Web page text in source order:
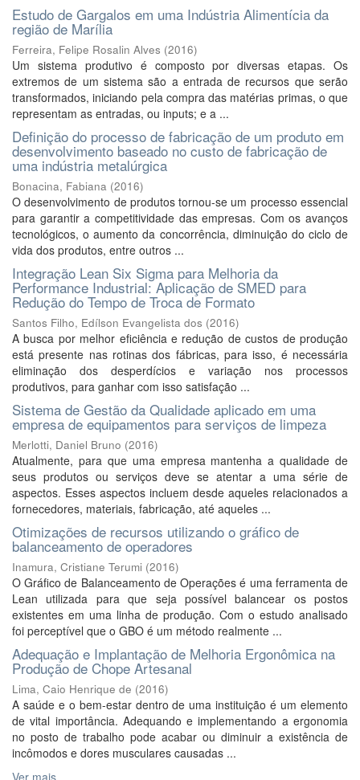
Estudo de Gargalos em uma Indústria Alimentícia da
região de Marília
Ferreira, Felipe Rosalin Alves (2016)
Um sistema produtivo é composto por diversas etapas. Os
extremos de um sistema são a entrada de recursos que serão
transformados, iniciando pela compra das matérias primas, o que
representam as entradas, ou inputs; e a ...
Definição do processo de fabricação de um produto em
desenvolvimento baseado no custo de fabricação de
uma indústria metalúrgica
Bonacina, Fabiana (2016)
O desenvolvimento de produtos tornou-se um processo essencial
para garantir a competitividade das empresas. Com os avanços
tecnológicos, o aumento da concorrência, diminuição do ciclo de
vida dos produtos, entre outros ...
Integração Lean Six Sigma para Melhoria da
Performance Industrial: Aplicação de SMED para
Redução do Tempo de Troca de Formato
Santos Filho, Edílson Evangelista dos (2016)
A busca por melhor eficiência e redução de custos de produção
está presente nas rotinas dos fábricas, para isso, é necessária
eliminação dos desperdícios e variação nos processos
produtivos, para ganhar com isso satisfação ...
Sistema de Gestão da Qualidade aplicado em uma
empresa de equipamentos para serviços de limpeza
Merlotti, Daniel Bruno (2016)
Atualmente, para que uma empresa mantenha a qualidade de
seus produtos ou serviços deve se atentar a uma série de
aspectos. Esses aspectos incluem desde aqueles relacionados a
fornecedores, materiais, fabricação, até aqueles ...
Otimizações de recursos utilizando o gráfico de
balanceamento de operadores
Inamura, Cristiane Terumi (2016)
O Gráfico de Balanceamento de Operações é uma ferramenta de
Lean utilizada para que seja possível balancear os postos
existentes em uma linha de produção. Com o estudo analisado
foi perceptível que o GBO é um método realmente ...
Adequação e Implantação de Melhoria Ergonômica na
Produção de Chope Artesanal
Lima, Caio Henrique de (2016)
A saúde e o bem-estar dentro de uma instituição é um elemento
de vital importância. Adequando e implementando a ergonomia
no posto de trabalho pode acabar ou diminuir a existência de
incômodos e dores musculares causadas ...
Ver mais